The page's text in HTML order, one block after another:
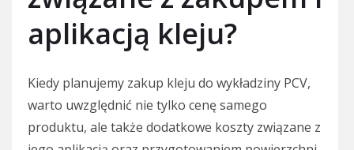
aplikacją kleju?
Kiedy planujemy zakup kleju do wykładziny PCV,
warto uwzględnić nie tylko cenę samego
produktu, ale także dodatkowe koszty związane z